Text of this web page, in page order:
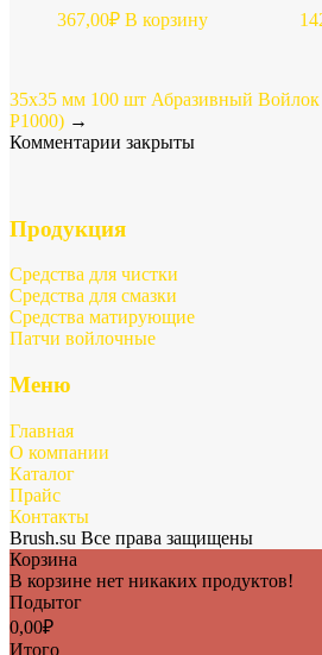
367,00₽ В корзину
35х35 мм 100 шт Абразивный
Р1000) →
Комментарии закрыты
Продукция
Средства для чистки
Средства для смазки
Средства матирующие
Патчи войлочные
Меню
Главная
О компании
Каталог
Прайс
Контакты
Brush.su Все права защищены
Корзина
В корзине нет никаких продуктов!
Подытог
0,00₽
Итого